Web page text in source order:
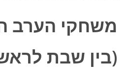
משחקי הערב
(בין שבת